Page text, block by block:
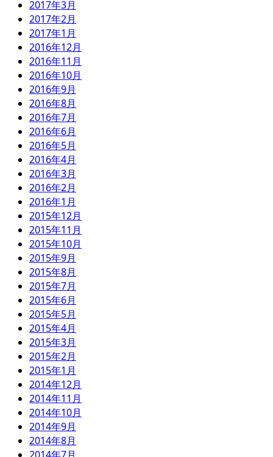
2017年3月
2017年2月
2017年1月
2016年12月
2016年11月
2016年10月
2016年9月
2016年8月
2016年7月
2016年6月
2016年5月
2016年4月
2016年3月
2016年2月
2016年1月
2015年12月
2015年11月
2015年10月
2015年9月
2015年8月
2015年7月
2015年6月
2015年5月
2015年4月
2015年3月
2015年2月
2015年1月
2014年12月
2014年11月
2014年10月
2014年9月
2014年8月